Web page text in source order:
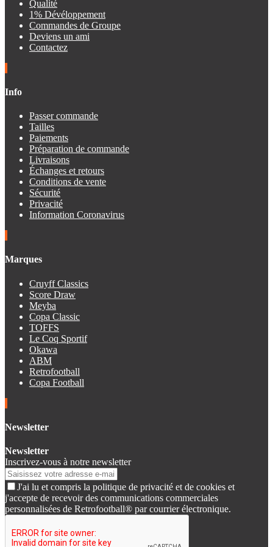
Qualité
1% Dévéloppement
Commandes de Groupe
Deviens un ami
Contactez
Info
Passer commande
Tailles
Paiements
Préparation de commande
Livraisons
Échanges et retours
Conditions de vente
Sécurité
Privacité
Information Coronavirus
Marques
Cruyff Classics
Score Draw
Meyba
Copa Classic
TOFFS
Le Coq Sportif
Okawa
ABM
Retrofootball
Copa Football
Newsletter
Newsletter
Inscrivez-vous à notre newsletter
J'ai lu et compris la politique de privacité et de cookies et
j'accepte de recevoir des communications commerciales
personnalisées de Retrofootball® par courrier électronique.